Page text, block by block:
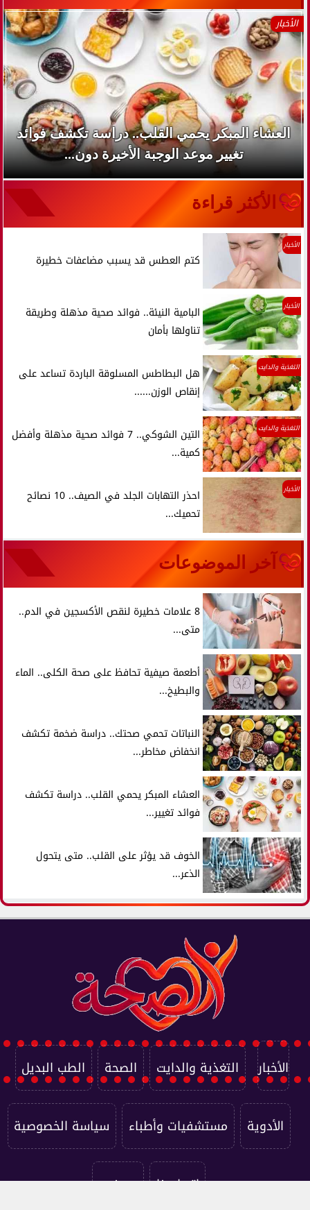
الأخبار
العشاء المبكر يحمي القلب.. دراسة تكشف فوائد
تغيير موعد الوجبة الأخيرة دون...
الأكثر قراءة
الأخبار
كتم العطس قد يسبب مضاعفات خطيرة
الأخبار
البامية النيئة.. فوائد صحية مذهلة وطريقة
تناولها بأمان
التغذية والدايت
هل البطاطس المسلوقة الباردة تساعد على
إنقاص الوزن......
التغذية والدايت
التين الشوكي.. 7 فوائد صحية مذهلة وأفضل
كمية...
الأخبار
احذر التهابات الجلد في الصيف.. 10 نصائح
تحميك...
آخر الموضوعات
8 علامات خطيرة لنقص الأكسجين في الدم..
متى...
أطعمة صيفية تحافظ على صحة الكلى.. الماء
والبطيخ...
النباتات تحمي صحتك.. دراسة ضخمة تكشف
انخفاض مخاطر...
العشاء المبكر يحمي القلب.. دراسة تكشف
فوائد تغيير...
الخوف قد يؤثر على القلب.. متى يتحول
الذعر...
الأخبار التغذية والدايت الصحة الطب البديل
الأدوية مستشفيات وأطباء سياسة الخصوصية
اتصل بنا من نحن